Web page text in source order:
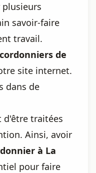
savoir-faire
travail.
de
site internet.
dans de
d'être traitées
Ainsi, avoir
à La
pour faire